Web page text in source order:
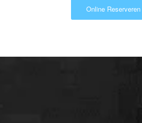
Online Reserveren